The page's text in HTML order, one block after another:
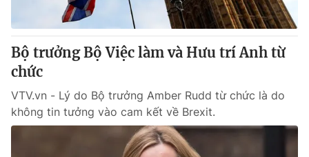
Bộ trưởng Bộ Việc làm và Hưu trí Anh từ
chức
VTV.vn - Lý do Bộ trưởng Amber Rudd từ chức là do
không tin tưởng vào cam kết về Brexit.